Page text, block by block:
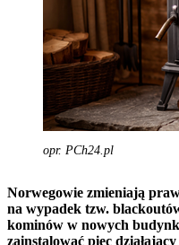
opr. PCh24.pl
Norwegowie zmieniają
na wypadek tzw.
kominów w nowych
zainstalować piec